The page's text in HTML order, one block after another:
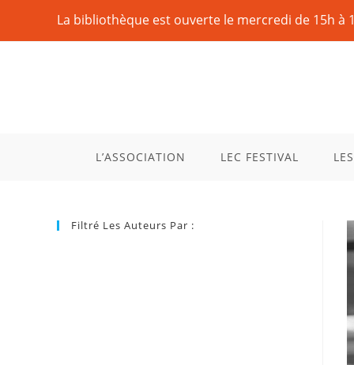
La bibliothèque est ouverte le mercredi de 15h à
L’ASSOCIATION LEC FESTIVAL
Filtré Les Auteurs Par :